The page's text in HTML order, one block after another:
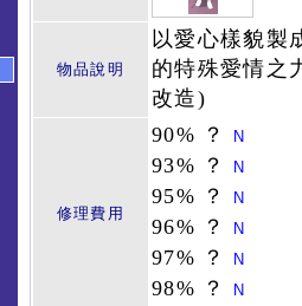
物品說明
以愛心樣貌製
的特殊愛情之
改造)
修理費用
90% ？ N
93% ？ N
95% ？ N
96% ？ N
97% ？ N
98% ？ N